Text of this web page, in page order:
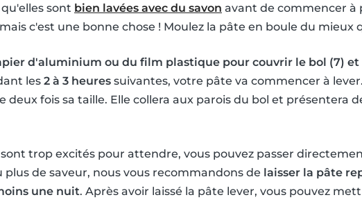
sont bien lavées avec du savon avant de commencer à
c'est une bonne chose ! Moulez la pâte en boule du mieux
d'aluminium ou du film plastique pour couvrir le bol (7) et
les 2 à 3 heures suivantes, votre pâte va commencer à
deux fois sa taille. Elle collera aux parois du bol et présentera
trop excités pour attendre, vous pouvez passer
plus de saveur, nous vous recommandons de laisser la pâte
une nuit. Après avoir laissé la pâte lever, vous pouvez